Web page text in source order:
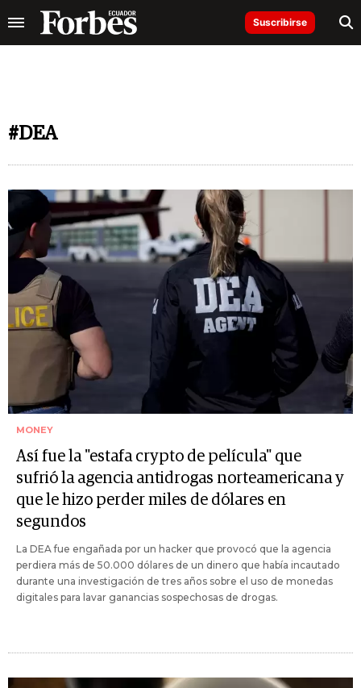
Suscribirse
#DEA
MONEY
Así fue la "estafa crypto de película" que
sufrió la agencia antidrogas norteamericana y
que le hizo perder miles de dólares en
segundos
La DEA fue engañada por un hacker que provocó que la agencia
perdiera más de 50.000 dólares de un dinero que había incautado
durante una investigación de tres años sobre el uso de monedas
digitales para lavar ganancias sospechosas de drogas.